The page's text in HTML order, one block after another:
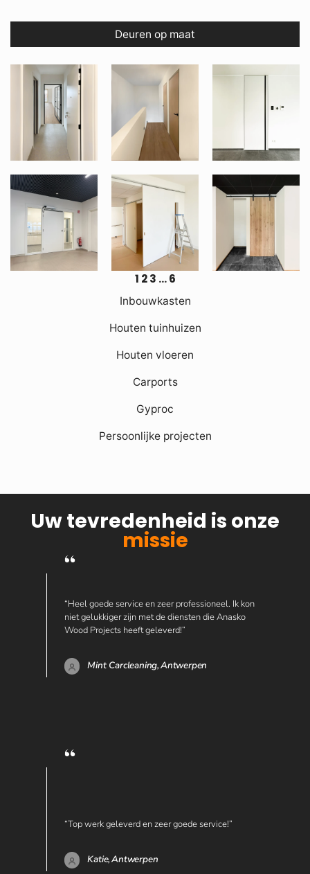
Deuren op maat
Inbouwkasten
Houten tuinhuizen
Houten vloeren
Carports
Gyproc
Persoonlijke projecten
1 2 3 … 6
Uw tevredenheid is onze
missie
“Heel goede service en zeer professioneel. Ik kon
niet gelukkiger zijn met de diensten die Anasko
Wood Projects heeft geleverd!”
Mint Carcleaning,Antwerpen
“Top werk geleverd en zeer goede service!”
Katie,Antwerpen